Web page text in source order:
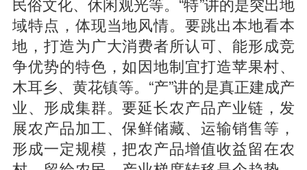
域特点，体现当地风情。要跳出本地看本
地，打造为广大消费者所认可、能形成竞
争优势的特色，如因地制宜打造苹果村、
木耳乡、黄花镇等。“产”讲的是真正建成产
业、形成集群。要延长农产品产业链，发
展农产品加工、保鲜储藏、运输销售等，
形成一定规模，把农产品增值收益留在农